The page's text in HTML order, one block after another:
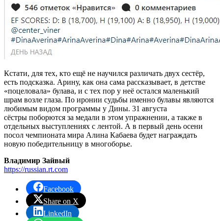
Кстати, для тех, кто ещё не научился различать двух сестёр,
есть подсказка. Арину, как она сама рассказывает, в детстве
«поцеловала» булава, и с тех пор у неё остался маленький
шрам возле глаза. По иронии судьбы именно булавы являются
любимым видом программы у Дины. 31 августа
сёстры поборются за медали в этом упражнении, а также в
отдельных выступлениях с лентой. А в первый день осени
посол чемпионата мира Алина Кабаева будет награждать
новую победительницу в многоборье.
Владимир Зайвый
https://russian.rt.com
Facebook
Share on X
LinkedIn